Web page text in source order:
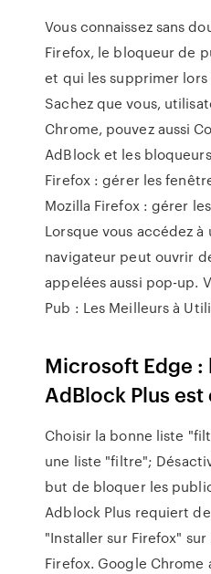
Vous connaissez sans
Firefox, le bloqueur de
et qui les supprimer
Sachez que vous,
Chrome, pouvez aussi
AdBlock et les
Firefox : gérer les
Mozilla Firefox : gérer
Lorsque vous accédez à
navigateur peut ouvrir
appelées aussi pop-up.
Pub : Les Meilleurs à
Microsoft Edge :
AdBlock Plus est
Choisir la bonne liste
une liste "filtre";
but de bloquer les
Adblock Plus requiert
"Installer sur Firefox"
Firefox. Google Chrome